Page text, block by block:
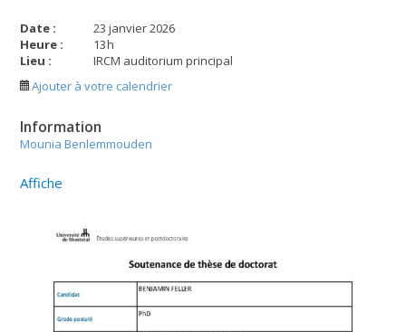
Date :
23 janvier 2026
Heure :
13h
Lieu :
IRCM auditorium principal
Ajouter à votre calendrier
Information
Mounia Benlemmouden
Affiche